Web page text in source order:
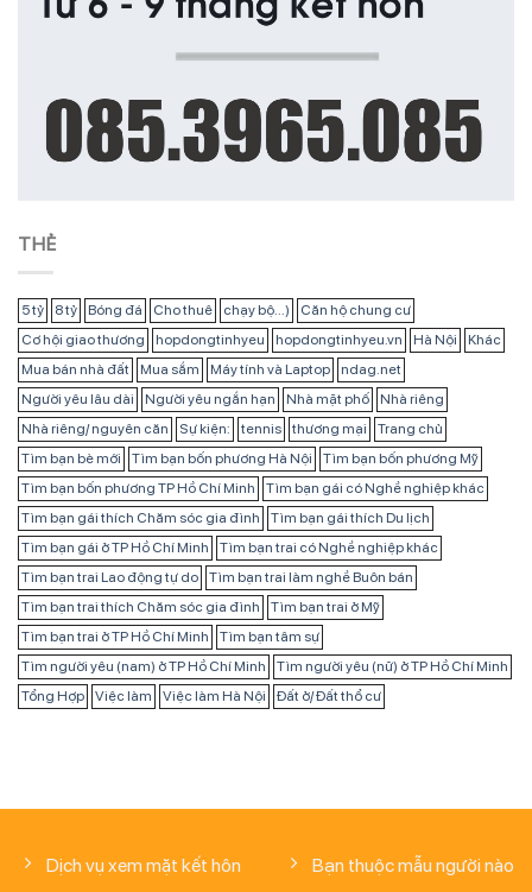
THẺ
5 tỷ 8 tỷ Bóng đá Cho thuê chạy bộ...)
Căn hộ chung cư
Cơ hội giao thương
hopdongtinhyeu hopdongtinhyeu.vn Hà Nội
Khác
Mua bán nhà đất
Mua sắm Máy tính và Laptop
ndag.net
Người yêu lâu dài
Người yêu ngắn hạn Nhà mặt phố
Nhà riêng
Nhà riêng/ nguyên căn
Sự kiện: tennis thương mại
Trang chủ
Tìm bạn bè mới
Tìm bạn bốn phương Hà Nội
Tìm bạn bốn phương Mỹ
Tìm bạn bốn phương TP Hồ Chí Minh
Tìm bạn gái có Nghề nghiệp khác
Tìm bạn gái thích Chăm sóc gia đình
Tìm bạn gái thích Du lịch
Tìm bạn gái ở TP Hồ Chí Minh
Tìm bạn trai có Nghề nghiệp khác
Tìm bạn trai Lao động tự do
Tìm bạn trai làm nghề Buôn bán
Tìm bạn trai thích Chăm sóc gia đình
Tìm bạn trai ở Mỹ
Tìm bạn trai ở TP Hồ Chí Minh
Tìm bạn tâm sự
Tìm người yêu (nam) ở TP Hồ Chí Minh
Tìm người yêu (nữ) ở TP Hồ Chí Minh
Tổng Hợp
Việc làm Việc làm Hà Nội Đất ở/ Đất thổ cư
Dịch vụ xem mặt kết hôn Bạn thuộc mẫu người nào